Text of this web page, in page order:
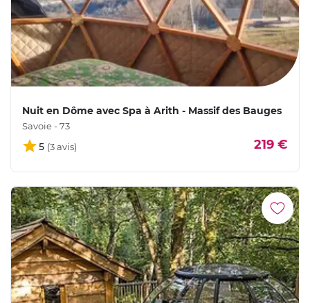
Nuit en Dôme avec Spa à Arith - Massif des Bauges
Savoie - 73
5 219 €